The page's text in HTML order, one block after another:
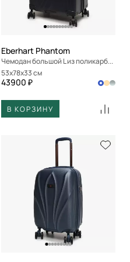
Eberhart Phantom
Чемодан большой L из поликарбоната
53x78x33 см
43900 ₽
В КОРЗИНУ